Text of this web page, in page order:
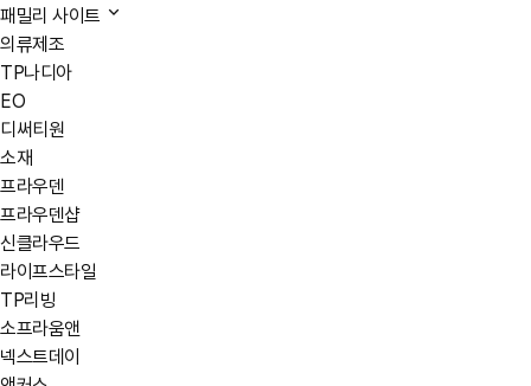
패밀리 사이트
의류제조
TP나디아
EO
디써티원
소재
프라우덴
프라우덴샵
신클라우드
라이프스타일
TP리빙
소프라움앤
넥스트데이